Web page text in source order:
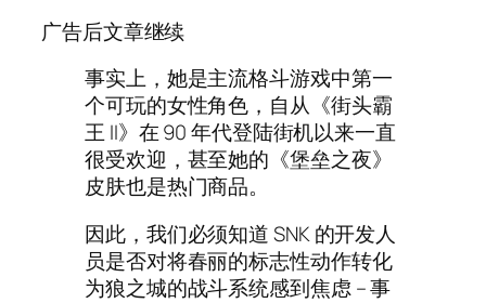
广告后文章继续
事实上，她是主流格斗游戏中第一
个可玩的女性角色，自从《街头霸
王 II》在 90 年代登陆街机以来一直
很受欢迎，甚至她的《堡垒之夜》
皮肤也是热门商品。
因此，我们必须知道 SNK 的开发人
员是否对将春丽的标志性动作转化
为狼之城的战斗系统感到焦虑 – 事